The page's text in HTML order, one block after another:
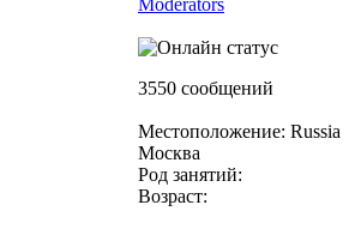
3550 сообщений
Местоположение: Russia
Москва
Род занятий:
Возраст: